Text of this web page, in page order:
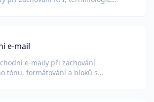
e-mail
e-maily při zachování
tónu, formátování a bloků s